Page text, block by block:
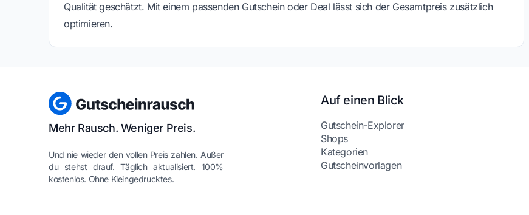
Qualität geschätzt. Mit einem passenden Gutschein oder Deal lässt sich der Gesamtpreis zusätzlich
optimieren.
Mehr Rausch. Weniger Preis.
Und nie wieder den vollen Preis zahlen. Außer
du stehst drauf. Täglich aktualisiert. 100%
kostenlos. Ohne Kleingedrucktes.
Auf einen Blick
Gutschein-Explorer
Shops
Kategorien
Gutscheinvorlagen